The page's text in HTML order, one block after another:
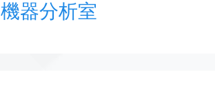
機器分析室